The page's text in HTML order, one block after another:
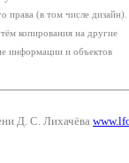
права (в том числе дизайн).
копирования на другие
информации и объектов
Д. С. Лихачёва